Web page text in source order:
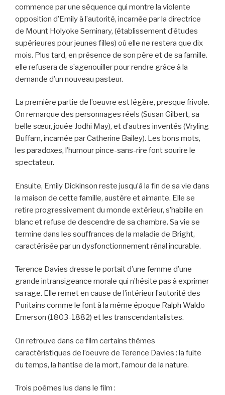
commence par une séquence qui montre la violente
opposition d’Emily à l’autorité, incarnée par la directrice
de Mount Holyoke Seminary, (établissement d’études
supérieures pour jeunes filles) où elle ne restera que dix
mois. Plus tard, en présence de son père et de sa famille.
elle refusera de s’agenouiller pour rendre grâce à la
demande d’un nouveau pasteur.
La première partie de l’oeuvre est légère, presque frivole.
On remarque des personnages réels (Susan Gilbert, sa
belle sœur, jouée Jodhi May), et d’autres inventés (Vryling
Buffam, incarnée par Catherine Bailey). Les bons mots,
les paradoxes, l’humour pince-sans-rire font sourire le
spectateur.
Ensuite, Emily Dickinson reste jusqu’à la fin de sa vie dans
la maison de cette famille, austère et aimante. Elle se
retire progressivement du monde extérieur, s’habille en
blanc et refuse de descendre de sa chambre. Sa vie se
termine dans les souffrances de la maladie de Bright,
caractérisée par un dysfonctionnement rénal incurable.
Terence Davies dresse le portait d’une femme d’une
grande intransigeance morale qui n’hésite pas à exprimer
sa rage. Elle remet en cause de l’intérieur l’autorité des
Puritains comme le font à la même époque Ralph Waldo
Emerson (1803-1882) et les transcendantalistes.
On retrouve dans ce film certains thèmes
caractéristiques de l’oeuvre de Terence Davies : la fuite
du temps, la hantise de la mort, l’amour de la nature.
Trois poèmes lus dans le film :